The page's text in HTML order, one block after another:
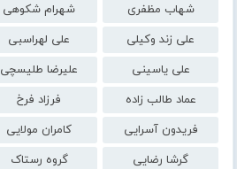
شهاب مظفری
شهرام شکوهی
علی زند وکیلی
علی لهراسبی
علی یاسینی
علیرضا طلیسچی
عماد طالب زاده
فرزاد فرخ
فریدون آسرایی
کامران مولایی
گرشا رضایی
گروه رستاک